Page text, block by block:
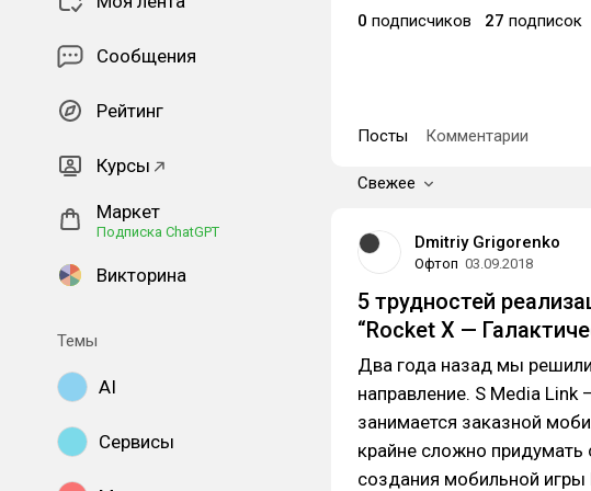
Сообщения
Рейтинг
Курсы
Маркет
Подписка ChatGPT
Викторина
Темы
AI
Сервисы
0 подписчиков 27 подписок
Посты Комментарии
Свежее
Dmitriy Grigorenko
Офтоп 03.09.2018
5 трудностей
“Rocket X —
Два года назад мы
направление. S Media Link
занимается заказной
крайне сложно
создания мобильной